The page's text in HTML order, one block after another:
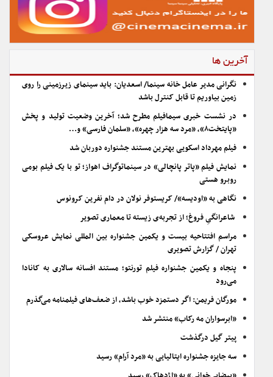
آخرین ها
نگرانی مدیر عامل خانه سینما/ اسعدیان: باید سینمای زیرزمینی را روی
زمین بیاوریم تا قابل کنترل باشد
در نشست خبری سیمافیلم مطرح شد؛ آخرین وضعیت تولید و پخش
«پایتخت۸»، «مرد سه هزار چهره»، «سلمان فارسی» و…
فیلم مهرداد اسکویی بهترین مستند جشنواره دوربان شد
نمایش فیلم «پاتر پانچالی» در سینماتوگراف اهواز؛ تو با یک فیلم بومی
روبرو هستی
نگاهی به «اودیسه»/ کریستوفر نولان در دام نفرین کرونوس
شاعرانگیِ فروغ؛ از تجربه‌ی زیسته تا معماری تصویر
مراسم افتتاحیه بیست و یکمین جشنواره بین المللی نمایش عروسکی
تهران / گزارش تصویری
پنجاه و یکمین جشنواره فیلم تورنتو؛ مستند افسانه سالاری به کانادا
می‌رود
مورگان فریمن: اگر دستمزد خوب باشد، از ضعف‌های فیلمنامه می‌گذرم
«ابرسواران مه رکاب» منتشر شد
پیتر گیل درگذشت
سه جایزه جشنواره ایتالیایی به «مرد آرام» رسید